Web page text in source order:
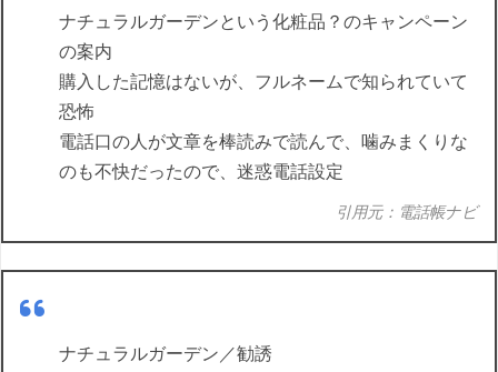
ナチュラルガーデンという化粧品？のキャンペーン
の案内
購入した記憶はないが、フルネームで知られていて
恐怖
電話口の人が文章を棒読みで読んで、噛みまくりな
のも不快だったので、迷惑電話設定
引用元：電話帳ナビ
ナチュラルガーデン／勧誘